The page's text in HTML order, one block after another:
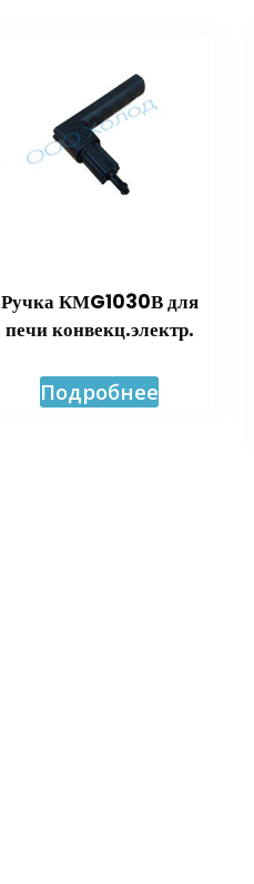
Ручка КМG1030В для
печи конвекц.электр.
Подробнее